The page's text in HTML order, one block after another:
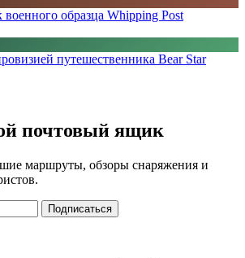
образца Whipping Post
путешественника Bear Star
почтовый ящик
маршруты, обзоры снаряжения и
Подписаться